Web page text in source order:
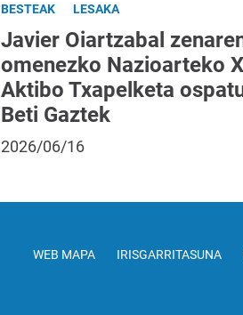
BESTEAK LESAKA
Javier Oiartzabal
omenezko Nazioarteko
Aktibo Txapelketa
Beti Gaztek
2026/06/16
WEB MAPA IRISGARRITASUNA